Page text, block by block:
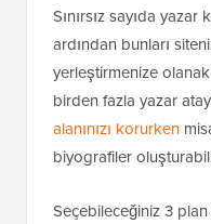
Sınırsız sayıda
ardından bunları
yerleştirmenize
birden fazla yazar
alanınızı korurken
biyografiler
Seçebileceğiniz 3